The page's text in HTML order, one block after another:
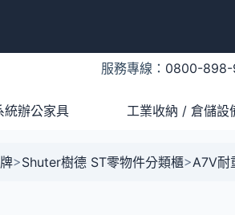
服務專線： 0800-898-
統辦公家具 工業收納 / 倉儲設
>Shuter樹德 ST零物件分類櫃>A7V耐